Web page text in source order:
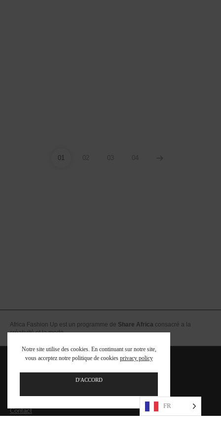
01 02 03 04
Africa Fashion Up est un programme de Share Africa consacré a la
créativité et la mode
Equipe
FAQ – Foire aux Questions
Contact
Notre site utilise des cookies. En continuant sur notre site,
vous acceptez notre politique de cookies privacy policy
D'ACCORD
FR